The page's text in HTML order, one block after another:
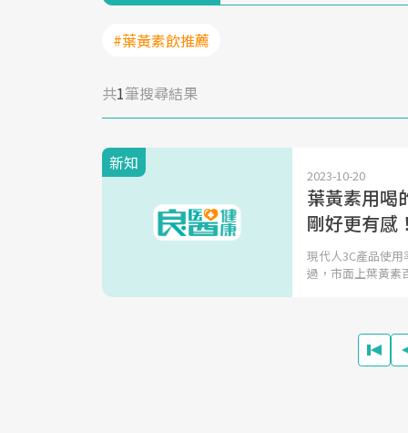
#葉黃素飲推薦
共1筆搜尋結果
新知
2023-10-20
葉黃素用喝
剛好更有感
現代人3C產品使
過，市面上葉黃素